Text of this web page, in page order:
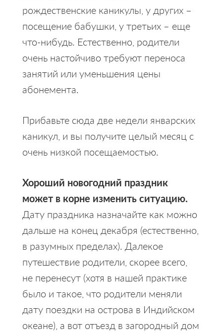
рождественские каникулы, у других –
посещение бабушки, у третьих – еще
что-нибудь. Естественно, родители
очень настойчиво требуют переноса
занятий или уменьшения цены
абонемента.
Прибавьте сюда две недели январских
каникул, и вы получите целый месяц с
очень низкой посещаемостью.
Хороший новогодний праздник
может в корне изменить ситуацию.
Дату праздника назначайте как можно
дальше на конец декабря (естественно,
в разумных пределах). Далекое
путешествие родители, скорее всего,
не перенесут (хотя в нашей практике
было и такое, что родители меняли
дату поездки на острова в Индийском
океане), а вот отъезд в загородный дом